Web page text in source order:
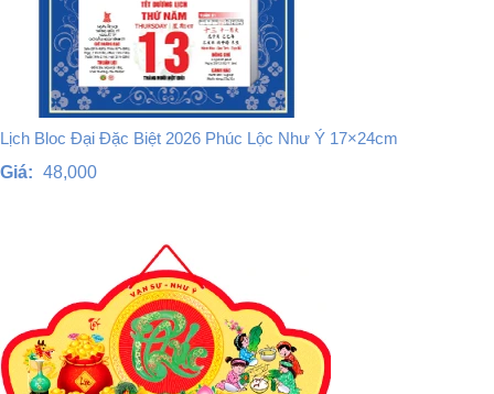
Lịch Bloc Đại Đặc Biệt 2026 Phúc Lộc Như Ý 17×24cm
Giá: 48,000